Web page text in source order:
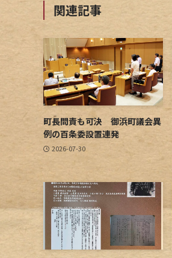
関連記事
町長問責も可決 御浜町議会異
例の百条委設置連発
2026-07-30